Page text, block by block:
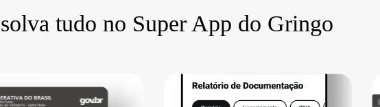
tudo no Super App do Gringo